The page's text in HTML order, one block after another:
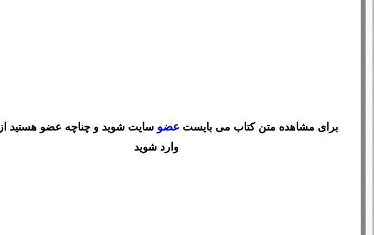
برای مشاهده متن کتاب می بایستعضو سایت شوید و چناچه عضو هستید از
وارد شوید